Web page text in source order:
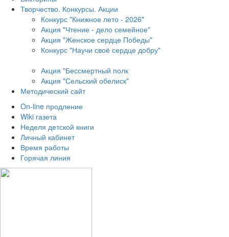
Творчество. Конкурсы. Акции
Конкурс "Книжное лето - 2026"
Акция "Чтение - дело семейное"
Акция "Женское сердце Победы"
Конкурс "Научи своё сердце добру"
Акция "Бессмертный полк
Акция "Сельский обелиск"
Методический сайт
On-line продление
Wiki газета
Неделя детской книги
Личный кабинет
Время работы
Горячая линия